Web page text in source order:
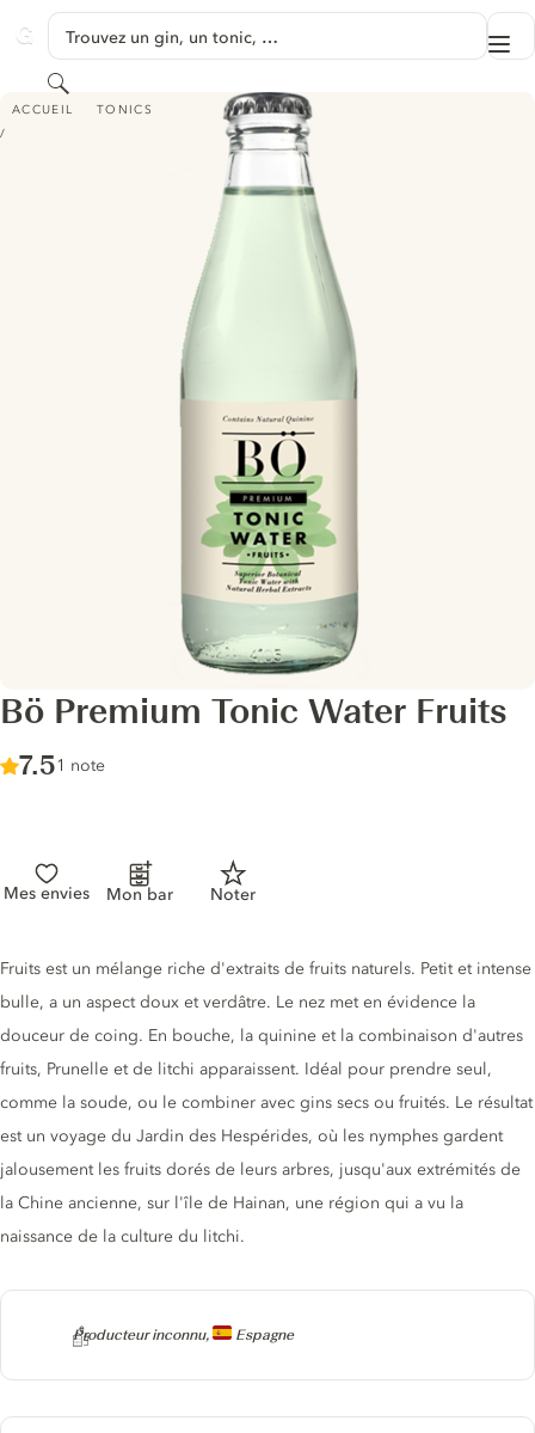
GINVENTORY
Trouvez un gin, un tonic, …
Rechercher
ACCUEIL TONICS
BÖ PREMIUM TONIC WATER FRUITS
Bö Premium Tonic Water Fruits
Score :
7.5/ 10
1 note
Mes envies Mon bar Noter
Producteur
Producteur inconnu, Espagne
Description du tonic
Fruits est un mélange riche d'extraits de fruits naturels. Petit et intense
bulle, a un aspect doux et verdâtre. Le nez met en évidence la
douceur de coing. En bouche, la quinine et la combinaison d'autres
fruits, Prunelle et de litchi apparaissent. Idéal pour prendre seul,
comme la soude, ou le combiner avec gins secs ou fruités. Le résultat
est un voyage du Jardin des Hespérides, où les nymphes gardent
jalousement les fruits dorés de leurs arbres, jusqu'aux extrémités de
la Chine ancienne, sur l'île de Hainan, une région qui a vu la
naissance de la culture du litchi.